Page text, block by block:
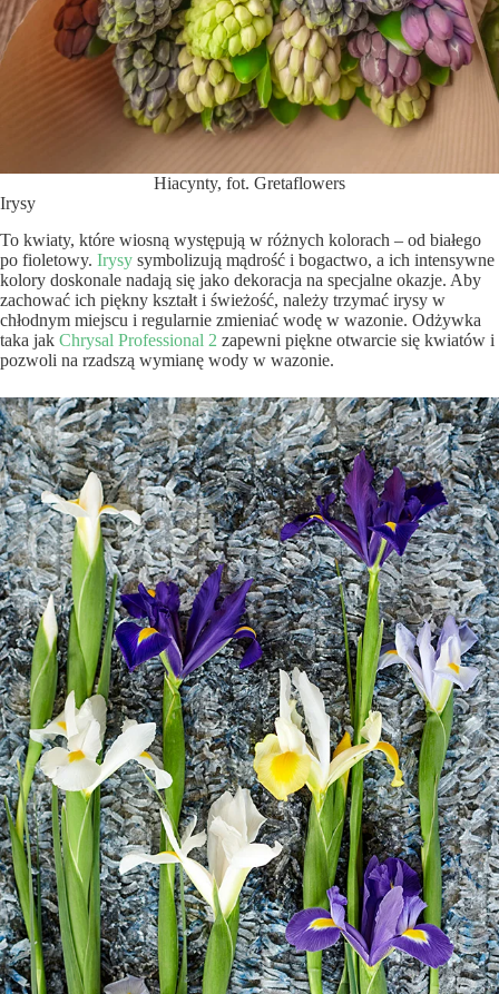
Hiacynty, fot. Gretaflowers
Irysy
To kwiaty, które wiosną występują w różnych kolorach – od białego
po fioletowy. Irysy symbolizują mądrość i bogactwo, a ich intensywne
kolory doskonale nadają się jako dekoracja na specjalne okazje. Aby
zachować ich piękny kształt i świeżość, należy trzymać irysy w
chłodnym miejscu i regularnie zmieniać wodę w wazonie. Odżywka
taka jak Chrysal Professional 2 zapewni piękne otwarcie się kwiatów i
pozwoli na rzadszą wymianę wody w wazonie.